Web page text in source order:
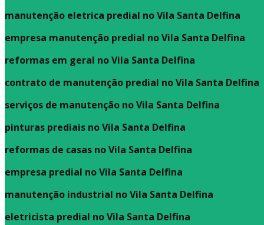
manutenção eletrica predial no Vila Santa Delfina
empresa manutenção predial no Vila Santa Delfina
reformas em geral no Vila Santa Delfina
contrato de manutenção predial no Vila Santa Delfina
serviços de manutenção no Vila Santa Delfina
pinturas prediais no Vila Santa Delfina
reformas de casas no Vila Santa Delfina
empresa predial no Vila Santa Delfina
manutenção industrial no Vila Santa Delfina
eletricista predial no Vila Santa Delfina